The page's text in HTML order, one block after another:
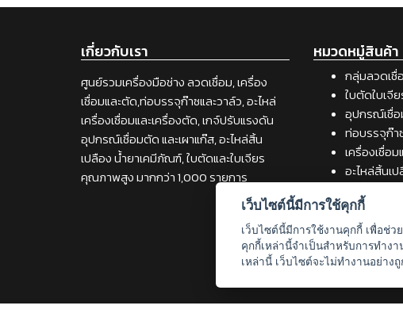
เกี่ยวกับเรา
ศูนย์รวมเครื่องมือช่าง ลวดเชื่อม, เครื่อง
เชื่อมและตัด,ท่อบรรจุก๊าซและวาล์ว, อะไหล่
เครื่องเชื่อมและเครื่องตัด, เกจ์ปรับแรงดัน
อุปกรณ์เชื่อมตัด และเผาแก๊ส, อะไหล่สิ้น
เปลือง น้ำยาเคมีภัณฑ์, ใบตัดและใบเจียร
คุณภาพสูง มากกว่า 1,000 รายการ
หมวดหมู๋สินค้า
กลุ่มลวดเชื่
ใบตัดใบเจี
อุปกรณ์เชื่อ
ท่อบรรจุก๊า
เครื่องเชื่อ
อะไหล่สิ้นเ
วัสดุอุปกรณ์
เชื่อม
เครื่องมือช่
เว็บไซต์นี้มีการใช้คุกกี้
เว็บไซต์นี้มีการใช้งานคุกกี้ เพื่อช่ว
คุกกี้เหล่านี้จำเป็นสำหรับการทำง
เหล่านี้ เว็บไซต์จะไม่ทำงานอย่างถู